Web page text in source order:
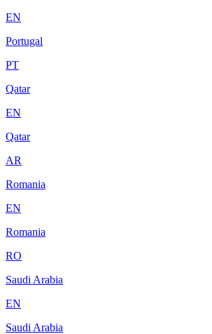
EN
Portugal
PT
Qatar
EN
Qatar
AR
Romania
EN
Romania
RO
Saudi Arabia
EN
Saudi Arabia